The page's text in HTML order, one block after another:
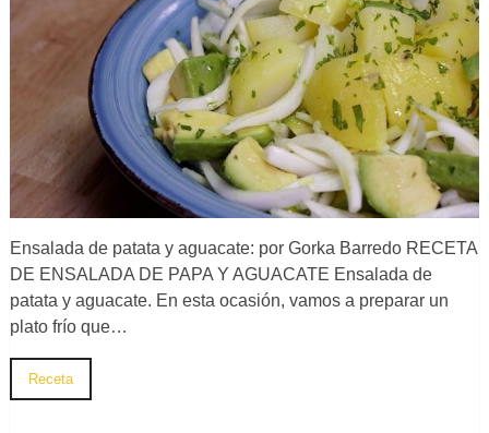
Ensalada de patata y aguacate: por Gorka Barredo RECETA
DE ENSALADA DE PAPA Y AGUACATE Ensalada de
patata y aguacate. En esta ocasión, vamos a preparar un
plato frío que…
Receta